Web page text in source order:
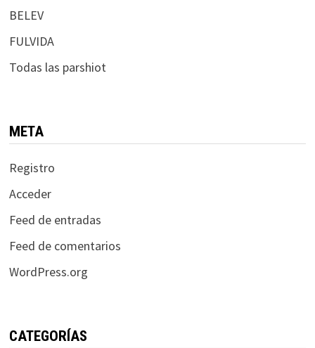
BELEV
FULVIDA
Todas las parshiot
META
Registro
Acceder
Feed de entradas
Feed de comentarios
WordPress.org
CATEGORÍAS